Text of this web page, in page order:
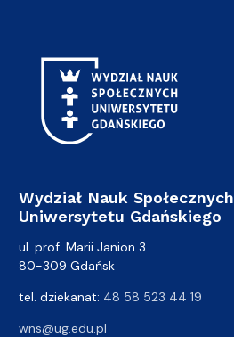
Wydział Nauk Społecznych
Uniwersytetu Gdańskiego
ul. prof. Marii Janion 3
80-309 Gdańsk
tel. dziekanat: 48 58 523 44 19
wns@ug.edu.pl